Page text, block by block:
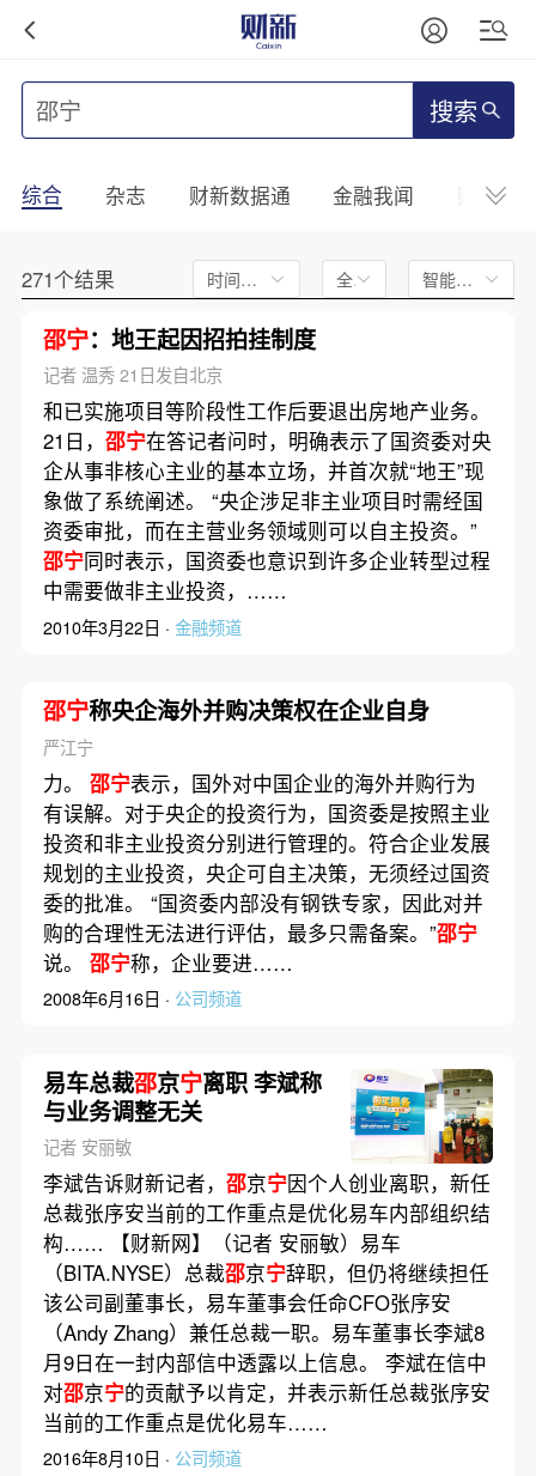
搜索
综合 杂志 财新数据通 金融我闻 财新
271个结果 时间不限 全文 智能排序
邵宁：地王起因招拍挂制度
记者 温秀 21日发自北京
和已实施项目等阶段性工作后要退出房地产业务。
21日， 邵宁在答记者问时，明确表示了国资委对央
企从事非核心主业的基本立场，并首次就“地王”现
象做了系统阐述。 “央企涉足非主业项目时需经国
资委审批，而在主营业务领域则可以自主投资。”
邵宁同时表示，国资委也意识到许多企业转型过程
中需要做非主业投资，……
2010年3月22日 · 金融频道
邵宁称央企海外并购决策权在企业自身
严江宁
力。 邵宁表示，国外对中国企业的海外并购行为
有误解。对于央企的投资行为，国资委是按照主业
投资和非主业投资分别进行管理的。符合企业发展
规划的主业投资，央企可自主决策，无须经过国资
委的批准。 “国资委内部没有钢铁专家，因此对并
购的合理性无法进行评估，最多只需备案。”邵宁
说。 邵宁称，企业要进……
2008年6月16日 · 公司频道
易车总裁邵京宁离职 李斌称
与业务调整无关
记者 安丽敏
李斌告诉财新记者， 邵京宁因个人创业离职，新任
总裁张序安当前的工作重点是优化易车内部组织结
构…… 【财新网】（记者 安丽敏）易车
（BITA.NYSE）总裁邵京宁辞职，但仍将继续担任
该公司副董事长，易车董事会任命CFO张序安
（Andy Zhang）兼任总裁一职。易车董事长李斌8
月9日在一封内部信中透露以上信息。 李斌在信中
对邵京宁的贡献予以肯定，并表示新任总裁张序安
当前的工作重点是优化易车……
2016年8月10日 · 公司频道